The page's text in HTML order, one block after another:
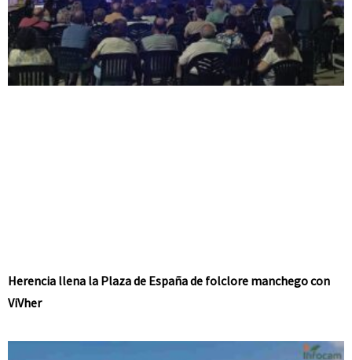
Herencia llena la Plaza de España de folclore manchego con
ViVher